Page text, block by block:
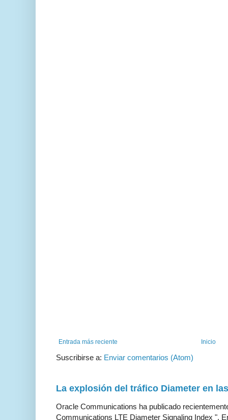
Entrada más reciente Inicio
Suscribirse a: Enviar comentarios (Atom)
La explosión del tráfico Diameter en
Oracle Communications ha publicado
Communications LTE Diameter Signaling Index ".